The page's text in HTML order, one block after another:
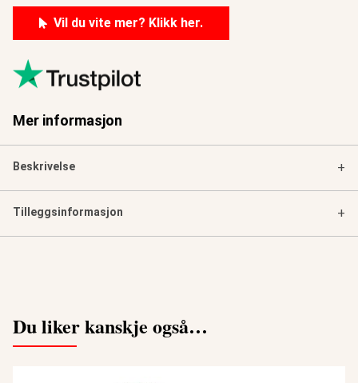
Vil du vite mer? Klikk her.
Mer informasjon
Beskrivelse +
Tilleggsinformasjon +
Du liker kanskje også…